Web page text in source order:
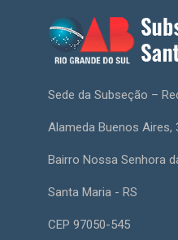
Sede da Subseção –
Alameda Buenos Aires,
Bairro Nossa Senhora
Santa Maria - RS
CEP 97050-545